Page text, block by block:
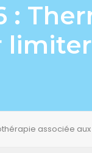
:
associée